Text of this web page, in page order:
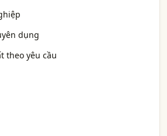
dụng
theo yêu cầu